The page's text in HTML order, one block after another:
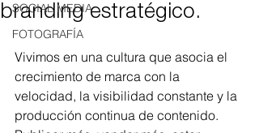
SOCIAL MEDIA
FOTOGRAFÍA
branding estratégico.
Vivimos en una cultura que asocia el
crecimiento de marca con la
velocidad, la visibilidad constante y la
producción continua de contenido.